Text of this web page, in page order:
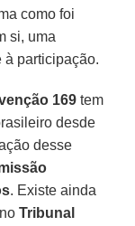
como foi
si, uma
à participação.
169 tem
desde
desse
. Existe ainda
noTribunal